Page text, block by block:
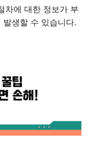
차에 대한 정보가 부
발생할 수 있습니다.